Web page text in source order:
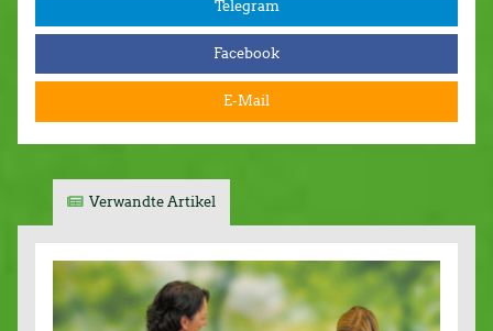
Telegram
Facebook
E-Mail
Verwandte Artikel